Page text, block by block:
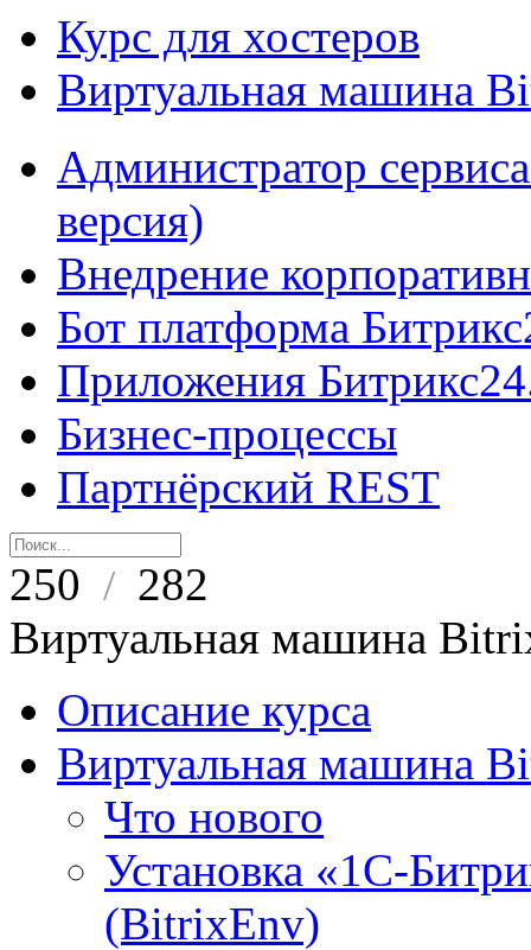
Курс для хостеров
Виртуальная машина
Администратор
версия)
Внедрение
Бот платформа
Приложения
Бизнес-процессы
Партнёрский REST
250 / 282
Виртуальная машина
Описание курса
Виртуальная машина
Что нового
Установка «1С-
(BitrixEnv)